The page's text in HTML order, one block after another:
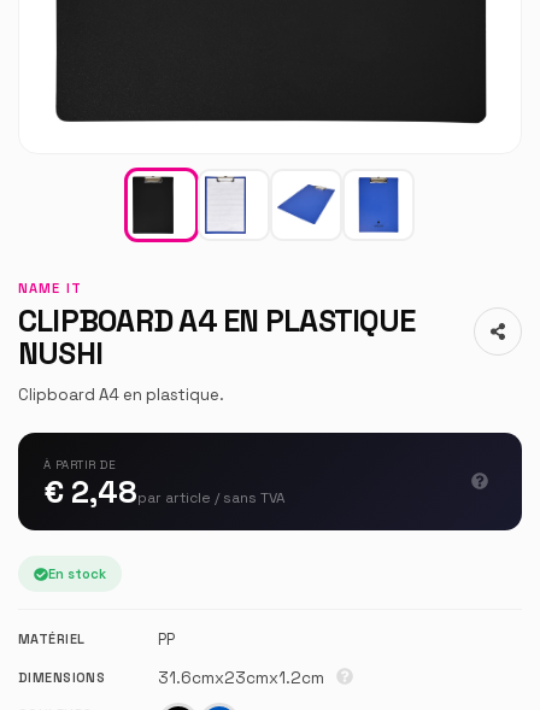
NAME IT
CLIPBOARD A4 EN PLASTIQUE
NUSHI
Clipboard A4 en plastique.
À PARTIR DE
€ 2,48par article / sans TVA
En stock
MATÉRIEL PP
DIMENSIONS 31.6cmx23cmx1.2cm